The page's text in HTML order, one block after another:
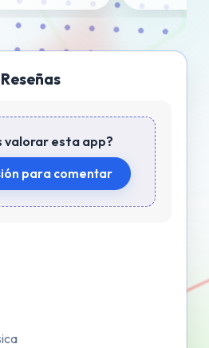
valorar esta app?
para comentar